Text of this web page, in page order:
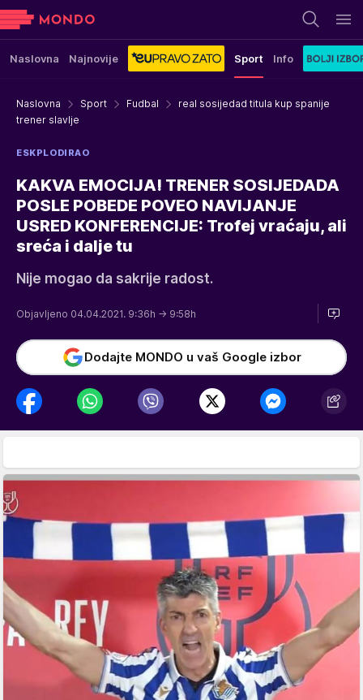
Naslovna Najnovije Sport Info
Naslovna Sport Fudbal
real sosijedad titula kup spanije
trener slavlje
ESKPLODIRAO
KAKVA EMOCIJA! TRENER SOSIJEDADA
POSLE POBEDE POVEO NAVIJANJE
USRED KONFERENCIJE: Trofej vraćaju, ali
sreća i dalje tu
Nije mogao da sakrije radost.
Objavljeno 04.04.2021. 9:36h → 9:58h
Dodajte MONDO u vaš Google izbor